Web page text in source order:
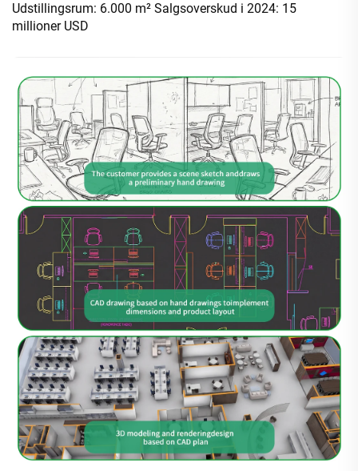
Udstillingsrum: 6.000 m² Salgsoverskud i 2024: 15
millioner USD